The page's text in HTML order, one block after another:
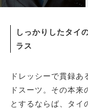
しっかりしたタイ
ラス
ドレッシーで貫録
ドスーツ。その本来
とするならば、タイ